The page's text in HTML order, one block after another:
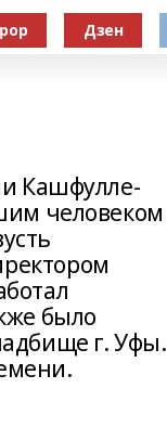
Дзен
Кашфулле-
человеком
было
г. Уфы.